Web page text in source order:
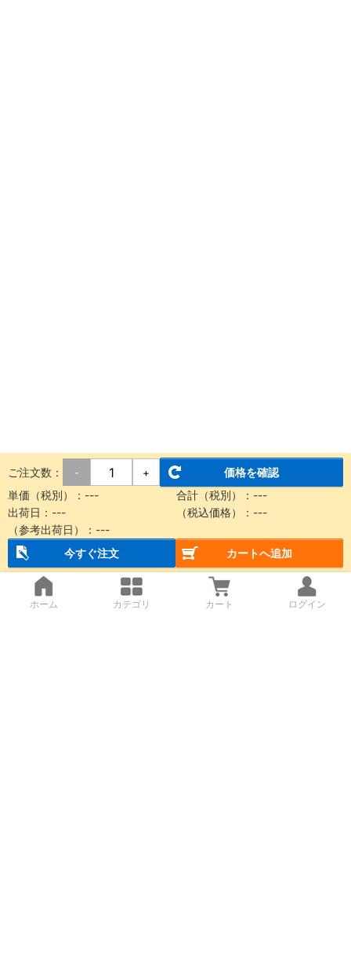
ご注文数： - +
価格を確認
単価（税別）： --- 合計（税別）： ---
出荷日： --- （税込価格）： ---
（参考出荷日）： ---
今すぐ注文
カートへ追加
ホーム カテゴリ カート ログイン